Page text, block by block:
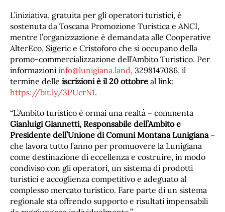
L’iniziativa, gratuita per gli operatori turistici, è
sostenuta da Toscana Promozione Turistica e ANCI,
mentre l’organizzazione è demandata alle Cooperative
AlterEco, Sigeric e Cristoforo che si occupano della
promo-commercializzazione dell’Ambito Turistico. Per
informazioni info@lunigiana.land, 3298147086, il
termine delle iscrizioni è il 20 ottobre al link:
https://bit.ly/3PUcrN1.
“L’Ambito turistico è ormai una realtà – commenta
Gianluigi Giannetti, Responsabile dell’Ambito e
Presidente dell’Unione di Comuni Montana Lunigiana–
che lavora tutto l’anno per promuovere la Lunigiana
come destinazione di eccellenza e costruire, in modo
condiviso con gli operatori, un sistema di prodotti
turistici e accoglienza competitivo e adeguato al
complesso mercato turistico. Fare parte di un sistema
regionale sta offrendo supporto e risultati impensabili